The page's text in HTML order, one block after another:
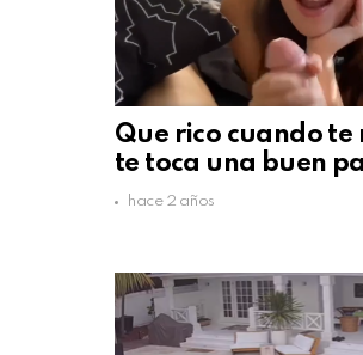
Que rico cuando
te toca una buen
hace 2 años